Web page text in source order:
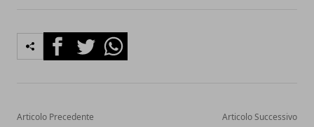
FacebookTwitterWhatsapp
Articolo Precedente Articolo Successivo